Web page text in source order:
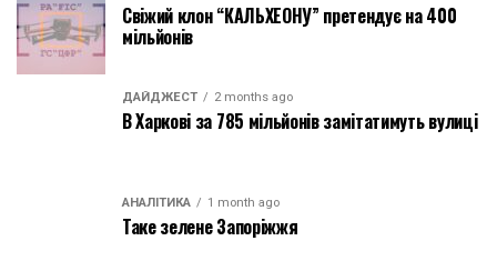
Свіжий клон “КАЛЬХЕОНУ” претендує на 400
мільйонів
ДАЙДЖЕСТ 2 months ago
В Харкові за 785 мільйонів замітатимуть вулиці
АНАЛІТИКА 1 month ago
Таке зелене Запоріжжя